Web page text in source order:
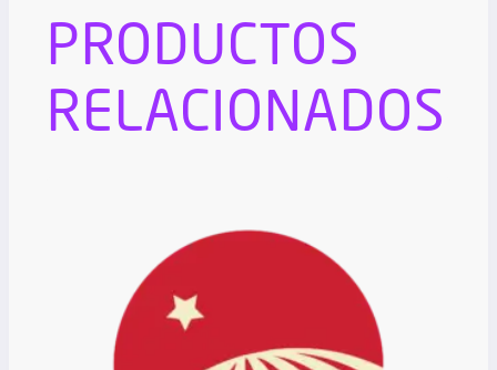
PRODUCTOS
RELACIONADOS